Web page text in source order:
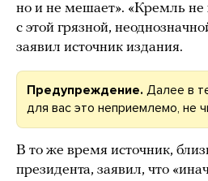
но и не мешает». «Кремль не
с этой грязной,
заявил источник издания.
Предупреждение. Далее в
для вас это неприемлемо, не
В то же время источник,
президента, заявил, что